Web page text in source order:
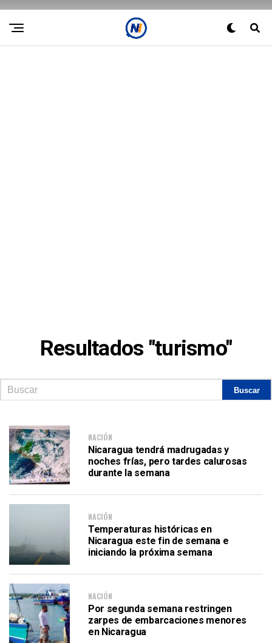
Resultados "turismo"
NACIÓN
Nicaragua tendrá madrugadas y
noches frías, pero tardes calurosas
durante la semana
NACIÓN
Temperaturas históricas en
Nicaragua este fin de semana e
iniciando la próxima semana
NACIÓN
Por segunda semana restringen
zarpes de embarcaciones menores
en Nicaragua